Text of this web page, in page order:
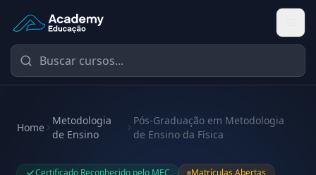
Academy Educação — Página Inicial
Home
Metodologia
de Ensino
Pós-Graduação em Metodologia
de Ensino da Física
Certificado Reconhecido pelo MEC Matrículas Abertas